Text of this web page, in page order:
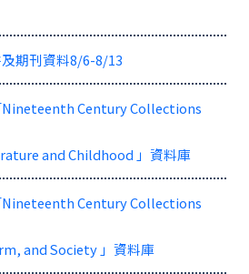
期刊資料8/6-8/13
Nineteenth Century Collections
and Childhood 」資料庫
Nineteenth Century Collections
and Society 」資料庫